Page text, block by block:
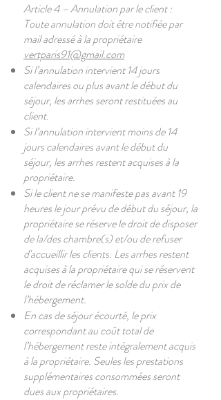
Article 4 – Annulation par le client :
Toute annulation doit être notifiée par
mail adressé à la propriétaire
vertparis91@gmail.com
Si l’annulation intervient 14 jours
calendaires ou plus avant le début du
séjour, les arrhes seront restituées au
client.
Si l’annulation intervient moins de 14
jours calendaires avant le début du
séjour, les arrhes restent acquises à la
propriétaire.
Si le client ne se manifeste pas avant 19
heures le jour prévu de début du séjour, la
propriétaire se réserve le droit de disposer
de la/des chambre(s) et/ou de refuser
d'accueillir les clients. Les arrhes restent
acquises à la propriétaire qui se réservent
le droit de réclamer le solde du prix de
l’hébergement.
En cas de séjour écourté, le prix
correspondant au coût total de
l’hébergement reste intégralement acquis
à la propriétaire. Seules les prestations
supplémentaires consommées seront
dues aux propriétaires.